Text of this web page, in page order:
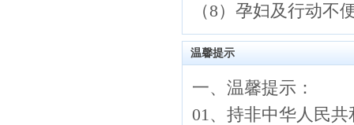
（8）孕妇及行动不
温馨提示
一、温馨提示：
01、持非中华人民